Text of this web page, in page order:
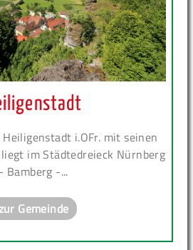
i.OFr. mit seinen
im Städtedreieck Nürnberg
- Bamberg -...
zur Gemeinde